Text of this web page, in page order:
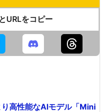
URLをコピー
高性能なAIモデル「Mini